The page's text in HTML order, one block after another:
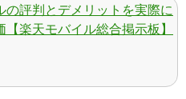
の評判とデメリットを実際に
【楽天モバイル総合掲示板】